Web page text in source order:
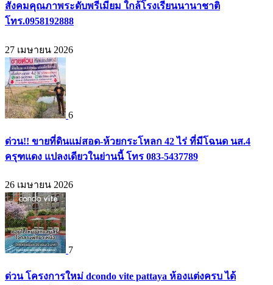
สังคมคุณภาพระดับพรีเมียม ใกล้โรงเรียนนานาชาติ
โทร.0958192888
27 เมษายน 2026
6
ด่วน!! ขายที่ดินแม่สอด-ห้วยกระโหลก 42 ไร่ ที่มีโฉนด นส.4
ครุฑแดง แปลงเดียวในย่านนี้ โทร 083-5437789
26 เมษายน 2026
7
ด่วน โครงการใหม่ dcondo vite pattaya ห้องแต่งครบ ได้